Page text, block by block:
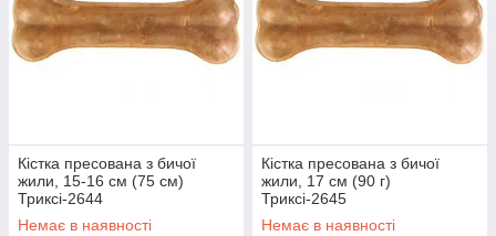
Кістка пресована з бичої
жили, 15-16 см (75 см)
Триксі-2644
Немає в наявності
Кістка пресована з бичої
жили, 17 см (90 г)
Триксі-2645
Немає в наявності